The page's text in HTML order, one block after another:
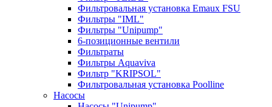
Фильтровальная установка Emaux FSU
Фильтры "IML"
Фильтры "Unipump"
6-позиционные вентили
Фильтраты
Фильтры Aquaviva
Фильтр "KRIPSOL"
Фильтровальная установка Poolline
Насосы